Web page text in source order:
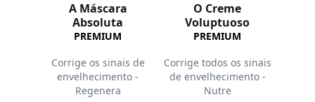
A Máscara
Absoluta
PREMIUM
Corrige os sinais de
envelhecimento -
Regenera
O Creme
Voluptuoso
PREMIUM
Corrige todos os sinais
de envelhecimento -
Nutre